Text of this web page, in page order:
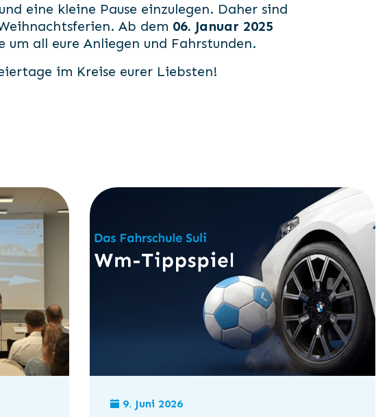
eine kleine Pause einzulegen. Daher sind
Ab dem 06. Januar 2025
all eure Anliegen und Fahrstunden.
im Kreise eurer Liebsten!
9. Juni 2026